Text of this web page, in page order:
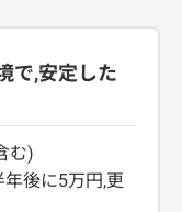
で,安定した
む)
後に5万円,更